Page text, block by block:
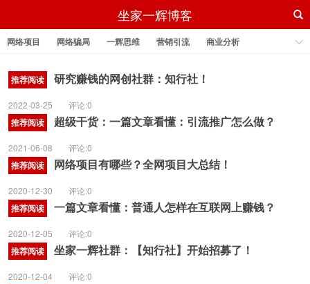
坐家一辉博客
网络项目 网络骗局 一辉思维 营销引流
商业分析
推荐阅读 研究赚钱的网创社群：知行社！
2022-03-25
评论:0
推荐阅读
超级干货：一篇文章看懂：引流推广怎么做？
2021-06-08
评论:0
推荐阅读
网络项目有哪些？全网项目大总结！
2020-12-30
评论:0
推荐阅读
一篇文章看懂：普通人怎样在互联网上赚钱？
2020-12-05
评论:0
推荐阅读
坐家一辉社群：【知行社】开始招募了！
2020-12-04
评论:0